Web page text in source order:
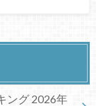
ング 2026年